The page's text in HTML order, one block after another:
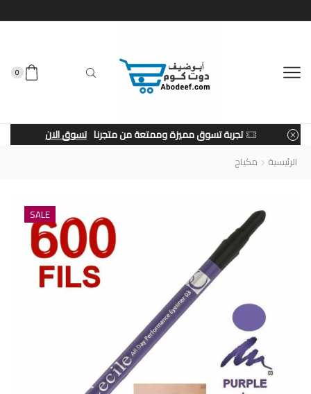
0
تجربة تسوق مميزة وممتعة من متجرنا تسوق الان
الرئيسية مكياج
SALE